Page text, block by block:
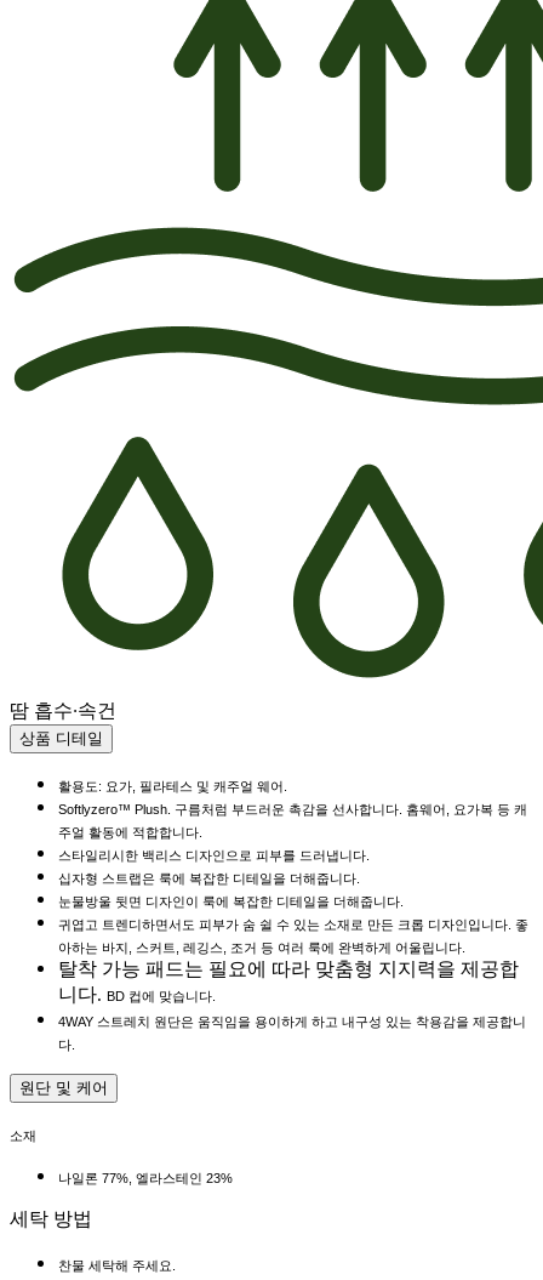
땀 흡수·속건
상품 디테일
활용도: 요가, 필라테스 및 캐주얼 웨어.
Softlyzero™ Plush. 구름처럼 부드러운 촉감을 선사합니다. 홈웨어, 요가복 등 캐
주얼 활동에 적합합니다.
스타일리시한 백리스 디자인으로 피부를 드러냅니다.
십자형 스트랩은 룩에 복잡한 디테일을 더해줍니다.
눈물방울 뒷면 디자인이 룩에 복잡한 디테일을 더해줍니다.
귀엽고 트렌디하면서도 피부가 숨 쉴 수 있는 소재로 만든 크롭 디자인입니다. 좋
아하는 바지, 스커트, 레깅스, 조거 등 여러 룩에 완벽하게 어울립니다.
탈착 가능 패드는 필요에 따라 맞춤형 지지력을 제공합
니다. BD 컵에 맞습니다.
4WAY 스트레치 원단은 움직임을 용이하게 하고 내구성 있는 착용감을 제공합니
다.
원단 및 케어
소재
나일론 77%, 엘라스테인 23%
세탁 방법
찬물 세탁해 주세요.